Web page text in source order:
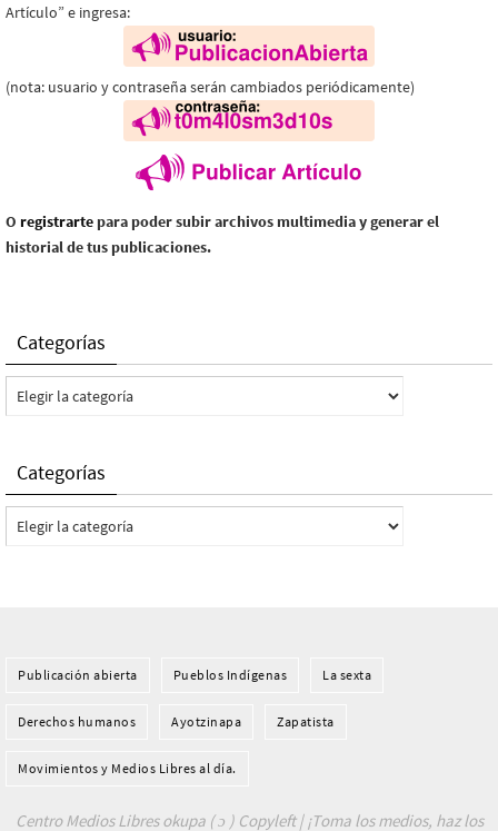
Artículo” e ingresa:
(nota: usuario y contraseña serán cambiados periódicamente)
O registrarte para poder subir archivos multimedia y generar el
historial de tus publicaciones.
Categorías
Categorías
Categorías
Categorías
Publicación abierta Pueblos Indí­genas La sexta
Derechos humanos Ayotzinapa Zapatista
Movimientos y Medios Libres al día.
Centro Medios Libres okupa ( ɔ ) Copyleft | ¡Toma los medios, haz los